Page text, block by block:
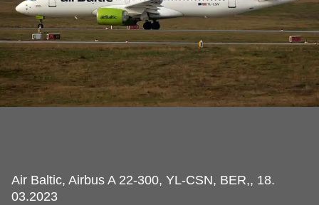
Air Baltic, Airbus A 22-300, YL-CSN, BER,, 18.
03.2023